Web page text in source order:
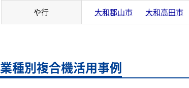
や行 大和郡山市 大和高田市
業種別複合機活用事例